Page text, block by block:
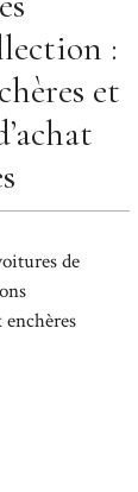
:
et
de
enchères